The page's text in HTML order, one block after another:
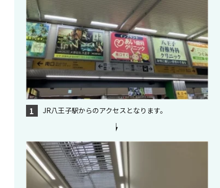
1 JR八王子駅からのアクセスとなります。